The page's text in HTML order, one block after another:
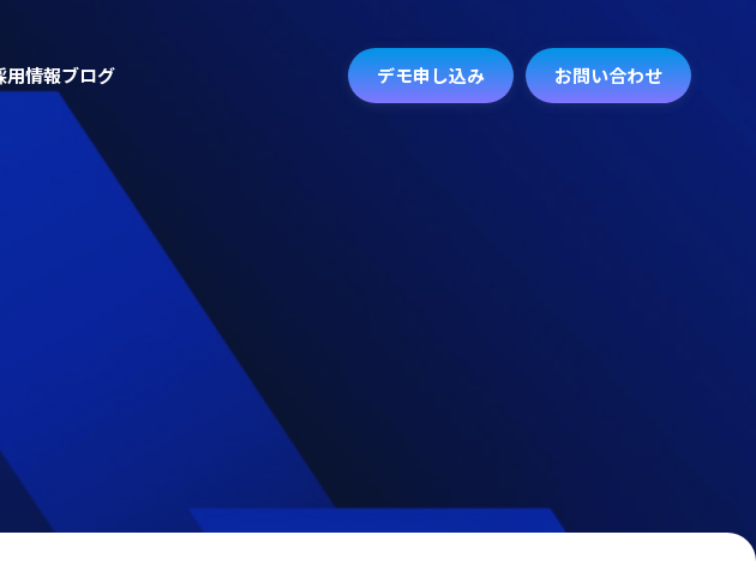
用情報ブログ デモ申し込み お問い合わせ